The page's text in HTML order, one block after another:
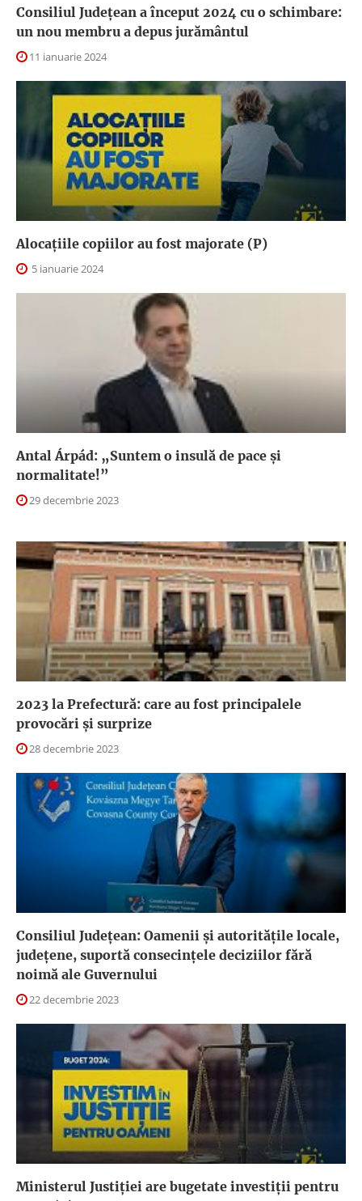
Consiliul Județean a început 2024 cu o schimbare:
un nou membru a depus jurământul
11 ianuarie 2024
Alocațiile copiilor au fost majorate (P)
5 ianuarie 2024
Antal Árpád: „Suntem o insulă de pace și
normalitate!”
29 decembrie 2023
2023 la Prefectură: care au fost principalele
provocări și surprize
28 decembrie 2023
Consiliul Județean: Oamenii și autoritățile locale,
județene, suportă consecințele deciziilor fără
noimă ale Guvernului
22 decembrie 2023
Ministerul Justiției are bugetate investiții pentru